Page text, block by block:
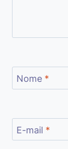
Nome *
E-mail *